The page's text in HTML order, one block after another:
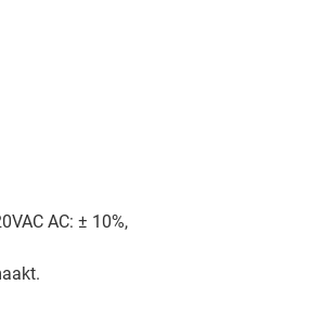
AC: ± 10%,